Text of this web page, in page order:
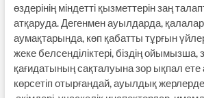
өздерінің міндетті қызметтерін заң
атқаруда. Дегенмен ауылдарда,
аумақтарында, көп қабатты тұрғын
жеке белсенділіктері, біздің ойымызша,
қағидатының сақталуына зор ықпал
көрсетіп отырғандай, ауылдық